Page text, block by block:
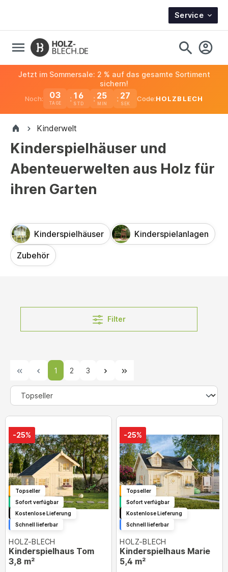
Service
Noch: 03
TAGE
16 25 26
Jetzt im Sommersale: 2 % auf das gesamte Sortiment
sichern!
Code:HOLZBLECH
Kinderwelt
Kinderspielhäuser und
Abenteuerwelten aus Holz für
ihren Garten
Kinderspielhäuser Kinderspielanlagen
Zubehör
Filter
1 2 3
-25%
Topseller
Sofort verfügbar
Kostenlose Lieferung
Schnell lieferbar
HOLZ-BLECH
Kinderspielhaus Tom
3,8 m²
-25%
Topseller
Sofort verfügbar
Kostenlose Lieferung
Schnell lieferbar
HOLZ-BLECH
Kinderspielhaus Marie
5,4 m²